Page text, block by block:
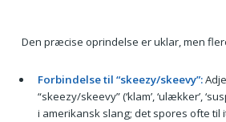
Den præcise oprindelse er uklar, men
Forbindelse til “skeezy/skeevy”:
“skeezy/skeevy” (‘klam’, ‘ulækker’,
i amerikansk slang; det spores ofte til